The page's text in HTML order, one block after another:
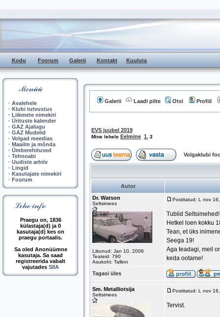
Kodu Foorum Galerii Kontakt Kuuluta
· Avalehele
· Klubi tutvustus
· Liikmete nimekiri
· Ürituste kalender
· GAZ Ajalugu
· GAZ Mudelid
· Volgad meedias
· Maailm ja mõnda
· Ümberehitused
· Tehnoabi
· Uudiste arhiiv
· Lingid
· Kasutajate nimekiri
· Foorum
Praegu on, 1836
külastaja(d) ja 0
kasutaja(d) kes on
praegu portaalis.
Sa oled Anonüümne
kasutaja. Sa saad
registreerida vabalt
vajutades SIIA
Galerii Laadi pilte Otsi Profiil
EVS juubel 2019
Mine lehele Eelmine 1 2
Volgaklubi
Autor
Dr. Watson
Seltsimees
Liitunud: Jan 10, 2006
Teateid: 790
Asukoht: Tallinn
Postitatud: L nov
Tublid Seltsimehed!
Hetkel loen kokku
Tean, et üks
Seega 19!
Aga teadagi, meil
keda ootame!
Tagasi üles
Sm. Metalliotsija
Seltsimees
Postitatud: L nov
Tervist.